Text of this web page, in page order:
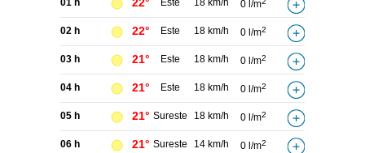
01 h 22° Este 18 km/h 0 l/m
02 h 22° Este 18 km/h 0 l/m2
03 h 21° Este 18 km/h 0 l/m2
04 h 21° Este 18 km/h 0 l/m2
05 h 21° Sureste 18 km/h 0 l/m2
06 h 21° Sureste 14 km/h 0 l/m2